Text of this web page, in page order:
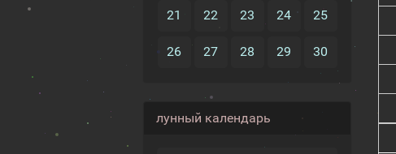
21 22 23 24 25
26 27 28 29 30
лунный календарь